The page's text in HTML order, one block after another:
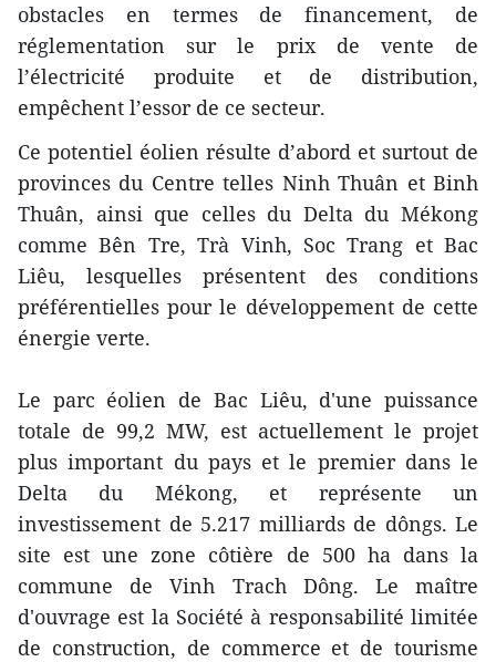
obstacles en termes de financement, de
réglementation sur le prix de vente de
l’électricité produite et de distribution,
empêchent l’essor de ce secteur.
Ce potentiel éolien résulte d’abord et surtout de
provinces du Centre telles Ninh Thuân et Binh
Thuân, ainsi que celles du Delta du Mékong
comme Bên Tre, Trà Vinh, Soc Trang et Bac
Liêu, lesquelles présentent des conditions
préférentielles pour le développement de cette
énergie verte.
Le parc éolien de Bac Liêu, d'une puissance
totale de 99,2 MW, est actuellement le projet
plus important du pays et le premier dans le
Delta du Mékong, et représente un
investissement de 5.217 milliards de dôngs. Le
site est une zone côtière de 500 ha dans la
commune de Vinh Trach Dông. Le maître
d'ouvrage est la Société à responsabilité limitée
de construction, de commerce et de tourisme